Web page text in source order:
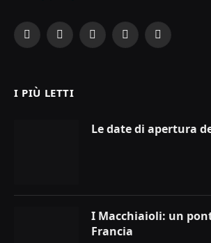
Facebook
X
InstagramYouTubeLinkedIn
I PIÙ LETTI
Le date di apertura
I Macchiaioli: un
Francia